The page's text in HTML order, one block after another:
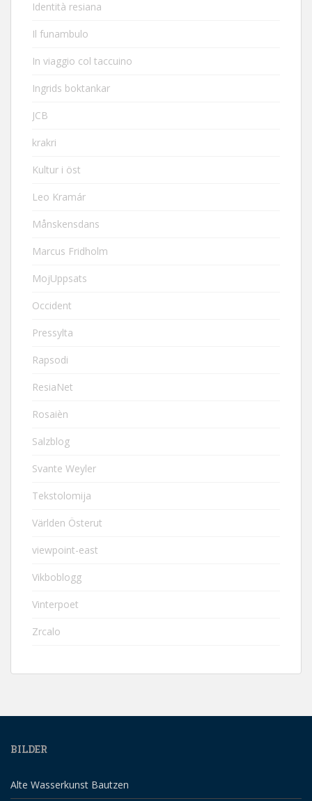
Identità resiana
Il funambulo
In viaggio col taccuino
Ingrids boktankar
JCB
krakri
Kultur i öst
Leo Kramár
Månskensdans
Marcus Fridholm
MojUppsats
Occident
Pressylta
Rapsodi
ResiaNet
Rosaièn
Salzblog
Svante Weyler
Tekstolomija
Världen Österut
viewpoint-east
Vikboblogg
Vinterpoet
Zrcalo
BILDER
Alte Wasserkunst Bautzen